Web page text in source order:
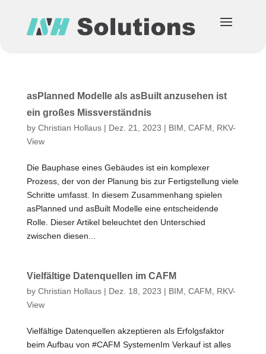
asPlanned Modelle als asBuilt anzusehen ist
ein großes Missverständnis
by Christian Hollaus| Dez. 21, 2023 | BIM CAFM
RKV-
View
Die Bauphase eines Gebäudes ist ein komplexer
Prozess, der von der Planung bis zur Fertigstellung viele
Schritte umfasst. In diesem Zusammenhang spielen
asPlanned und asBuilt Modelle eine entscheidende
Rolle. Dieser Artikel beleuchtet den Unterschied
zwischen diesen...
Vielfältige Datenquellen im CAFM
by Christian Hollaus| Dez. 18, 2023 | BIM CAFM
RKV-
View
Vielfältige Datenquellen akzeptieren als Erfolgsfaktor
beim Aufbau von #CAFM SystemenIm Verkauf ist alles